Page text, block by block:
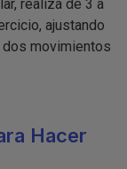
realiza de 3 a
ajustando
movimientos
Hacer